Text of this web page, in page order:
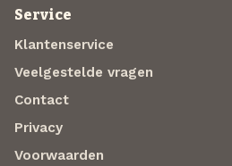
Service
Klantenservice
Veelgestelde vragen
Contact
Privacy
Voorwaarden